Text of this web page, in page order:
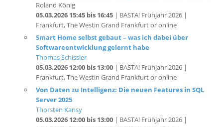
Frankfurt, The Westin Grand Frankfurt or online
Smart Home selbst gebaut – was ich dabei über
Softwareentwicklung gelernt habe
Thomas Schissler
05.03.2026 12:00 bis 13:00| BASTA! Frühjahr 2026 |
Frankfurt, The Westin Grand Frankfurt or online
Von Daten zu Intelligenz: Die neuen Features in SQL
Server 2025
Thorsten Kansy
05.03.2026 12:00 bis 13:00
Frankfurt, The Westin Grand Frankfurt or online
Embedding-Modelle verstehen und gezielt einsetzen